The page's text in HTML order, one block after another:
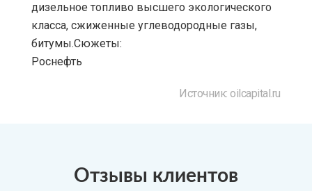
дизельное топливо высшего экологического
класса, сжиженные углеводородные газы,
битумы.Сюжеты:
Роснефть
Источник: oilcapital.ru
Отзывы клиентов